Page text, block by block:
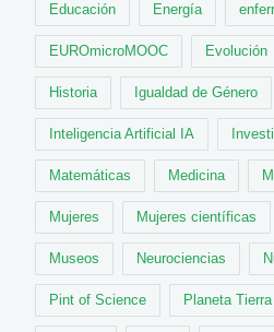
Educación Energía
EUROmicroMOOC Evolución
Historia Igualdad de Género
Inteligencia Artificial IA
Matemáticas Medicina
Mujeres Mujeres científicas
Museos Neurociencias
Pint of Science Planeta Tierra